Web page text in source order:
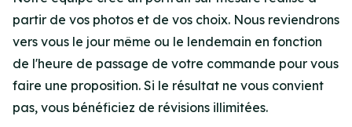
partir de vos photos et de vos choix. Nous reviendrons
vers vous le jour même ou le lendemain en fonction
de l'heure de passage de votre commande pour vous
faire une proposition. Si le résultat ne vous convient
pas, vous bénéficiez de révisions illimitées.